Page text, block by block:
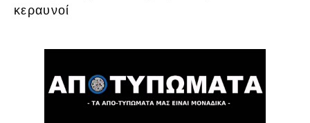
κεραυνοί